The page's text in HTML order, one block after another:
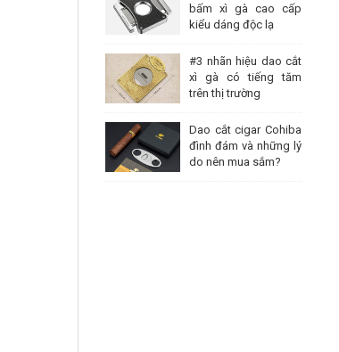
bấm xì gà cao cấp
kiểu dáng độc lạ
#3 nhãn hiệu dao cắt
xì gà có tiếng tăm
trên thị trường
Dao cắt cigar Cohiba
đình đám và những lý
do nên mua sắm?